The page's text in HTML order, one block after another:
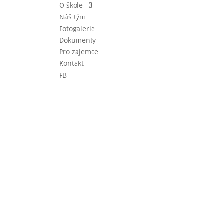
O škole
Náš tým
Fotogalerie
Dokumenty
Pro zájemce
Kontakt
FB